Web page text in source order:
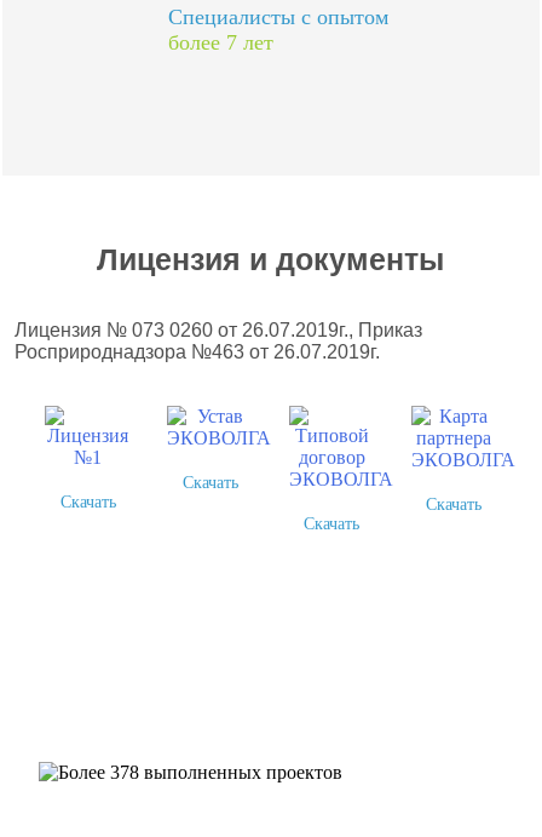
Специалисты с опытом
более 7 лет
Лицензия и документы
Лицензия № 073 0260 от 26.07.2019г., Приказ
Росприроднадзора №463 от 26.07.2019г.
Скачать
Скачать
Скачать
Скачать